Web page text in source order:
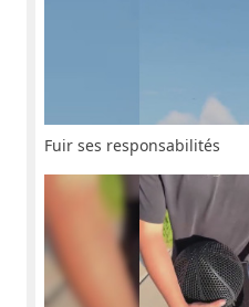
Fuir ses responsabilités